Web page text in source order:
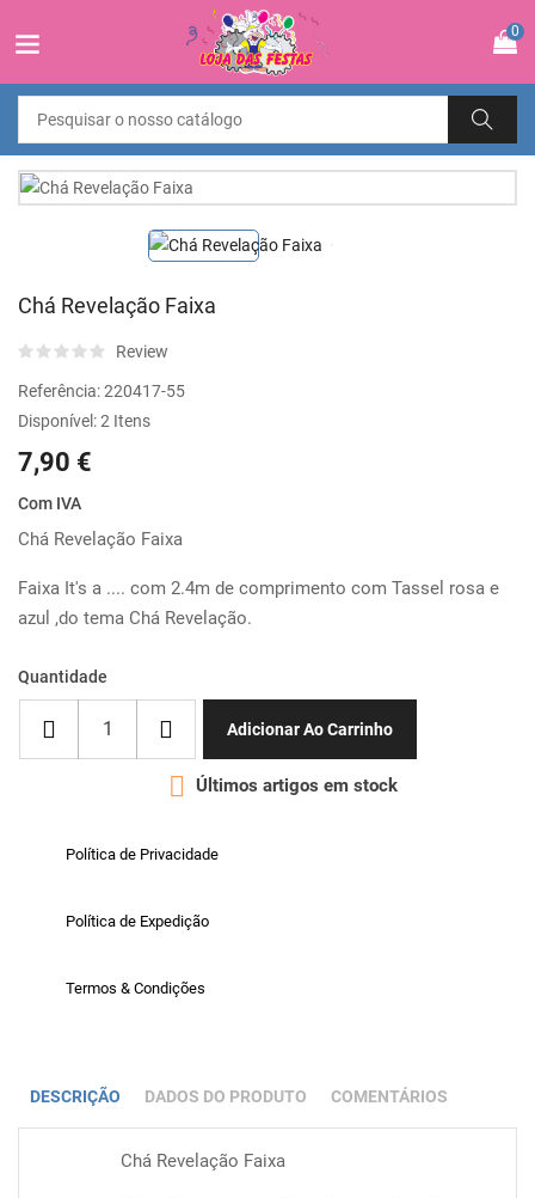
0
Chá Revelação Faixa
Review
Referência:220417-55
Disponível:2 Itens
7,90 €
Com IVA
Chá Revelação Faixa
Faixa It's a .... com 2.4m de comprimento com Tassel rosa e
azul ,do tema Chá Revelação.
Quantidade
Adicionar Ao Carrinho
 Últimos artigos em stock
Política de Privacidade
Política de Expedição
Termos & Condições
DESCRIÇÃO DADOS DO PRODUTO COMENTÁRIOS
Chá Revelação Faixa